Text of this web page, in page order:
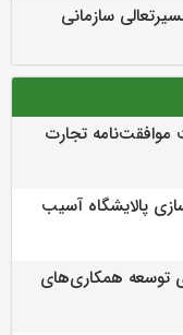
سازمانی
موافقت‌نامه تجارت
پالایشگاه آسیب
توسعه همکاری‌های